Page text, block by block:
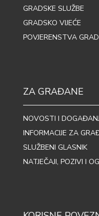
GRADSKE SLUŽBE
GRADSKO VIJEĆE
POVJERENSTVA
ZA GRAĐANE
NOVOSTI I
INFORMACIJE ZA
SLUŽBENI GLASNIK
NATJEČAJI, POZIVI I